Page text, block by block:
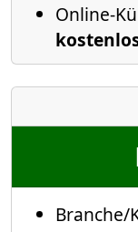
Online-
Branche/